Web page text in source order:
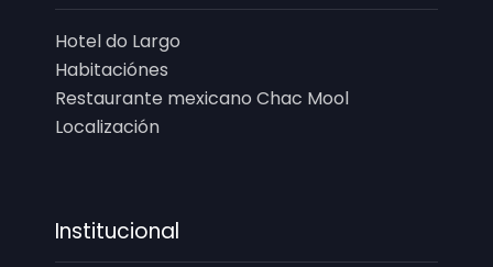
Hotel do Largo
Habitaciónes
Restaurante mexicano Chac Mool
Localización
Institucional